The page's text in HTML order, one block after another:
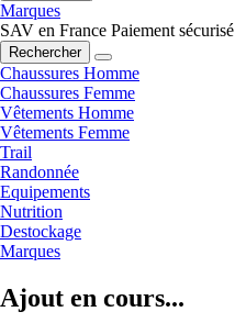
Marques
SAV en France Paiement sécurisé
Rechercher
Chaussures Homme
Chaussures Femme
Vêtements Homme
Vêtements Femme
Trail
Randonnée
Equipements
Nutrition
Destockage
Marques
Ajout en cours...